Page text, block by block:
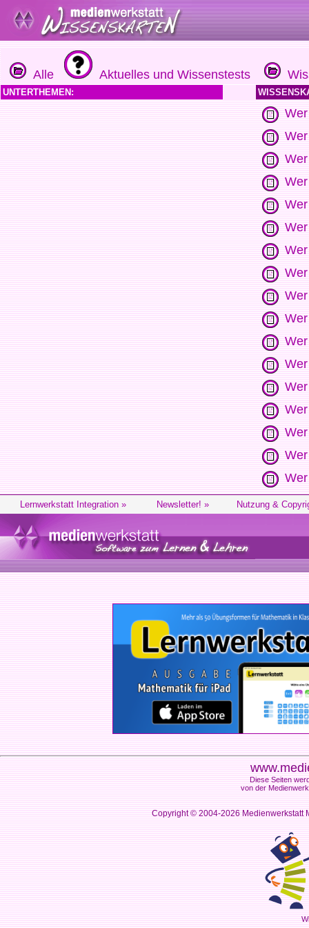
Alle Aktuelles und Wissenstests
UNTERTHEMEN:
Lernwerkstatt Integration » Newsletter! » Nutzung &
Diese Seiten
von der
Copyright © 2004-2026Medienwerkstatt